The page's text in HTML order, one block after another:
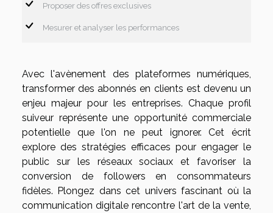
Proposer des offres exclusives
Mesurer et analyser les performances
Avec l'avènement des plateformes numériques,
transformer des abonnés en clients est devenu un
enjeu majeur pour les entreprises. Chaque profil
suiveur représente une opportunité commerciale
potentielle que l'on ne peut ignorer. Cet écrit
explore des stratégies efficaces pour engager le
public sur les réseaux sociaux et favoriser la
conversion de followers en consommateurs
fidèles. Plongez dans cet univers fascinant où la
communication digitale rencontre l'art de la vente,